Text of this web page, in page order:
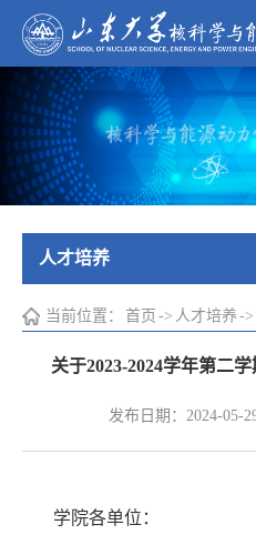
人才培养
当前位置： 首页 -> 人才培养 ->
关于2023-2024学年第二
发布日期：2024-05-
学院各单位：